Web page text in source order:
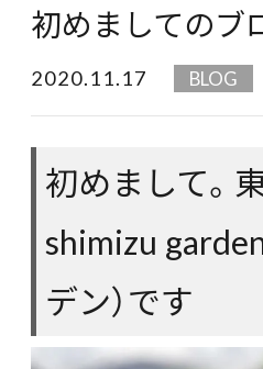
初めましてのブ
2020.11.17 BLOG
初めまして。
shimizu
デン）です